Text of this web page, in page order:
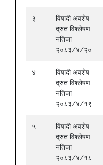
३
विषादी अवशेष
द्रुत विश्लेषण
नतिजा
२०८३/४/२०
४
विषादी अवशेष
द्रुत विश्लेषण
नतिजा
२०८३/४/१९
५
विषादी अवशेष
द्रुत विश्लेषण
नतिजा
२०८३/४/१८